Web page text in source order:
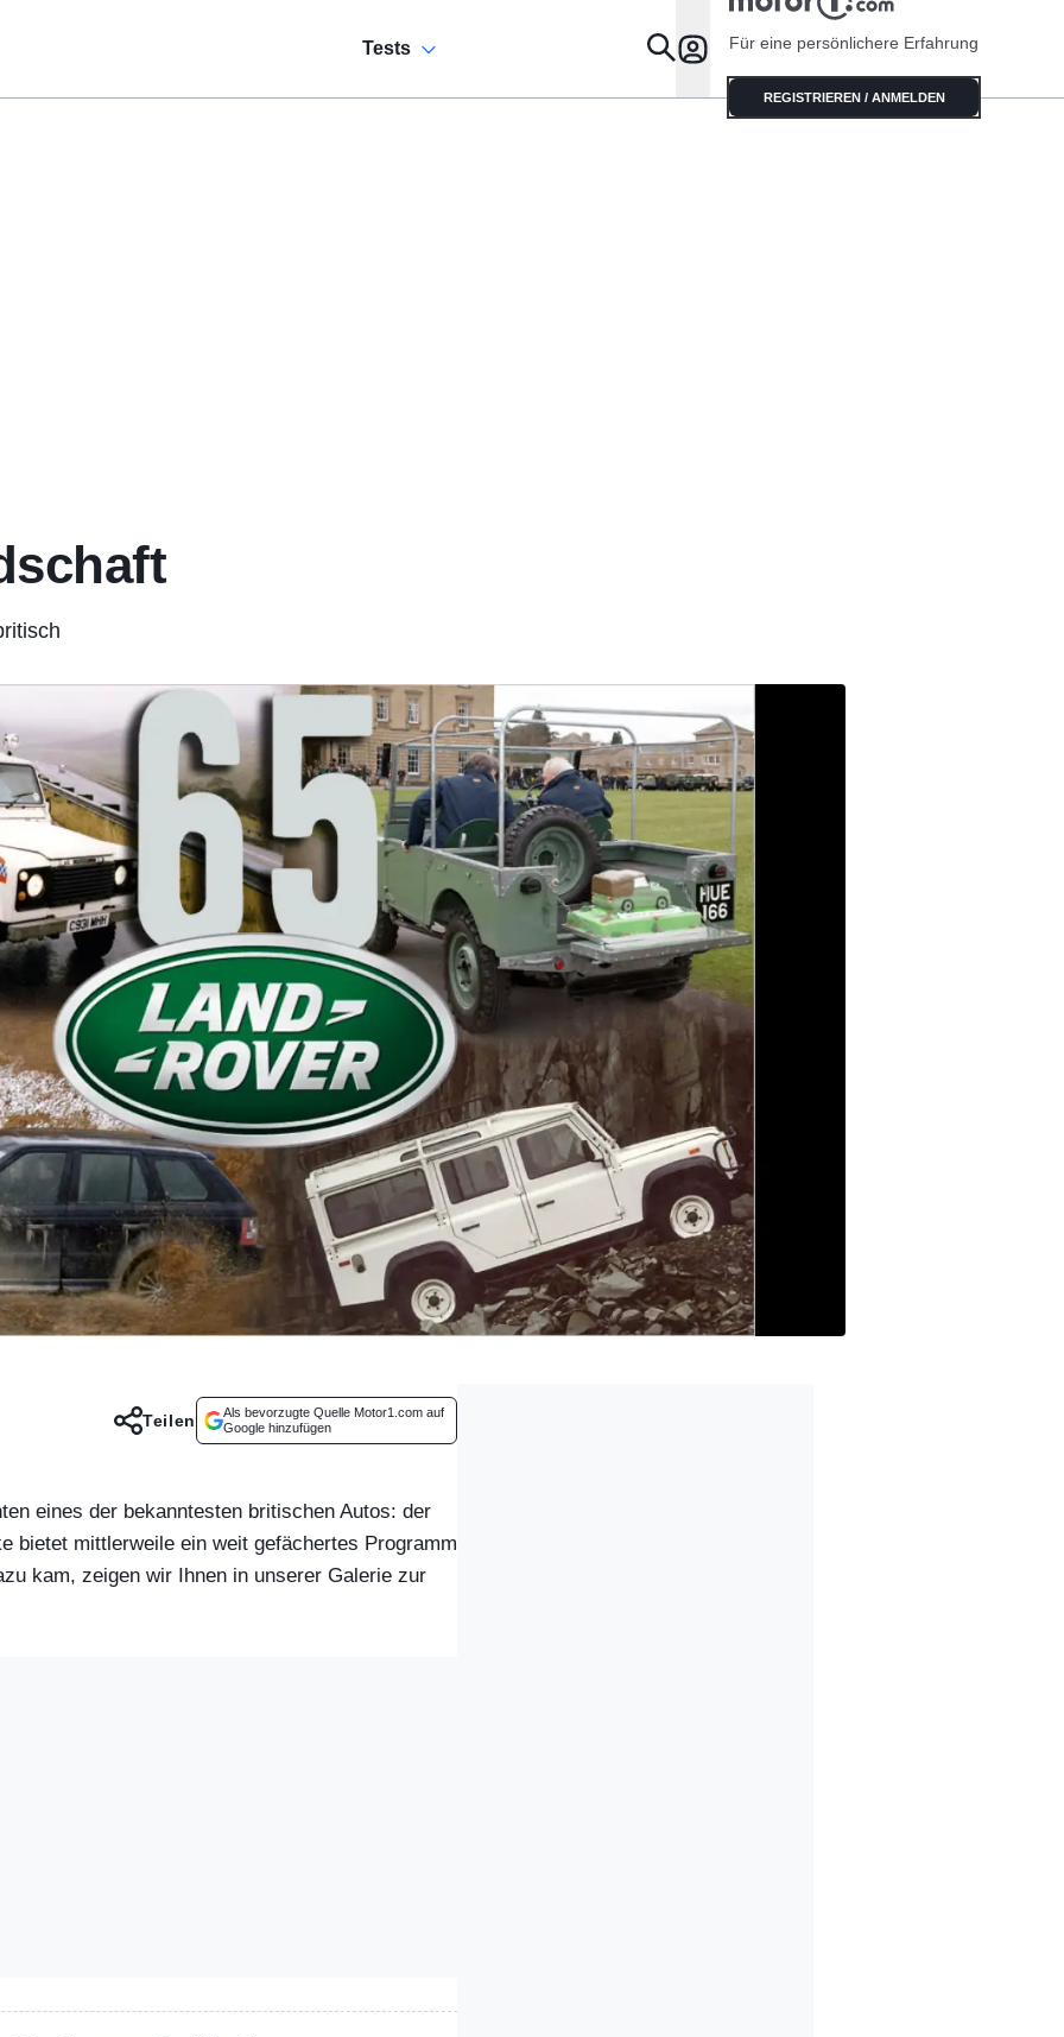
Tests Specials
Für eine persönlichere Erfahrung
REGISTRIEREN / ANMELDEN
Als bevorzugte Quelle Motor1.com auf
Google hinzufügen
Teilen
eines der bekanntesten britischen Autos: der
bietet mittlerweile ein weit gefächertes Programm
kam, zeigen wir Ihnen in unserer Galerie zur